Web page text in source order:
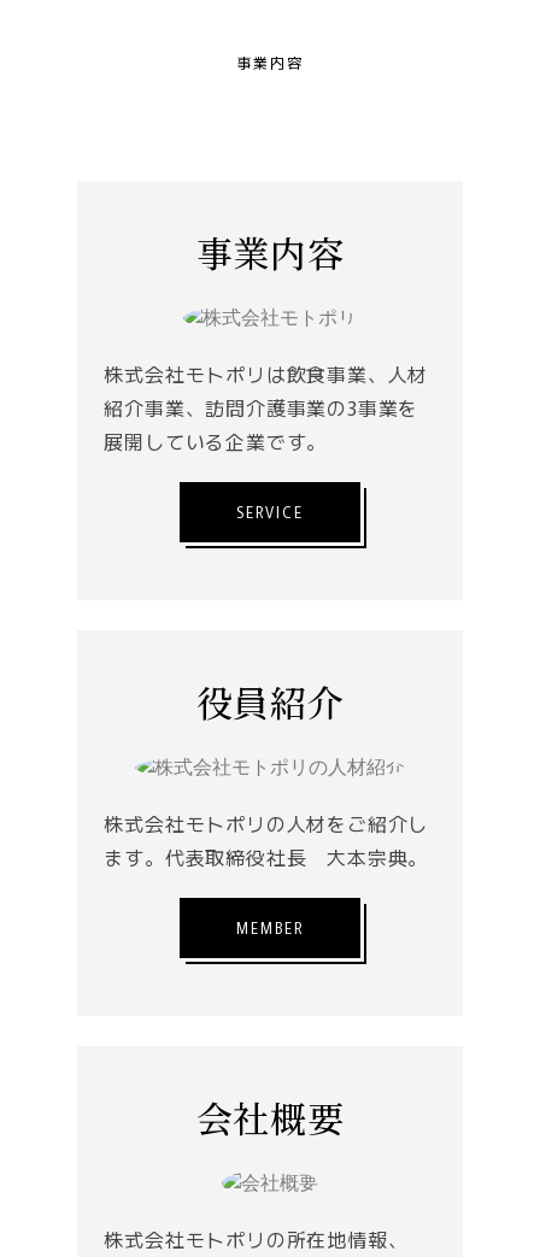
事業内容
事業内容
株式会社モトポリは飲食事業、人材
紹介事業、訪問介護事業の3事業を
展開している企業です。
SERVICE
役員紹介
株式会社モトポリの人材をご紹介し
ます。代表取締役社長 大本宗典。
MEMBER
会社概要
株式会社モトポリの所在地情報、